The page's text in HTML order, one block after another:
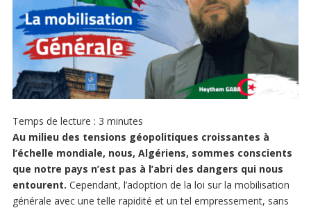
Temps de lecture : 3 minutes
Au milieu des tensions géopolitiques croissantes à
l’échelle mondiale, nous, Algériens, sommes conscients
que notre pays n’est pas à l’abri des dangers qui nous
entourent. Cependant, l’adoption de la loi sur la mobilisation
générale avec une telle rapidité et un tel empressement, sans